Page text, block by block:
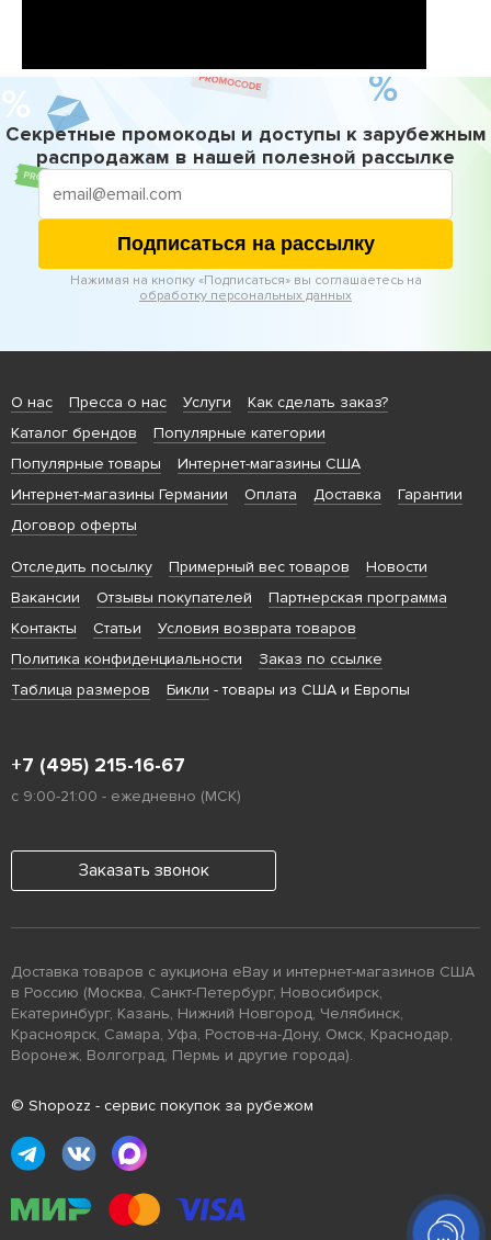
Секретные промокоды и доступы к зарубежным
распродажам в нашей полезной рассылке
Подписаться на рассылку
Нажимая на кнопку «Подписаться» вы соглашаетесь на
обработку персональных данных
О нас Пресса о нас Услуги
Как сделать заказ?
Каталог брендов
Популярные категории
Популярные товары
Интернет-магазины США
Интернет-магазины Германии
Оплата Доставка
Гарантии
Договор оферты
Отследить посылку Примерный вес товаров
Новости
Вакансии
Отзывы покупателей
Партнерская программа
Контакты
Статьи
Условия возврата товаров
Политика конфиденциальности
Заказ по ссылке
Таблица размеров
Бикли - товары из США и Европы
+7 (495) 215-16-67
с 9:00-21:00 - ежедневно (МСК)
Заказать звонок
Доставка товаров с аукциона eBay и интернет-магазинов США
в Россию (Москва, Санкт-Петербург, Новосибирск,
Екатеринбург, Казань, Нижний Новгород, Челябинск,
Красноярск, Самара, Уфа, Ростов-на-Дону, Омск, Краснодар,
Воронеж, Волгоград, Пермь и другие города).
© Shopozz - сервис покупок за рубежом